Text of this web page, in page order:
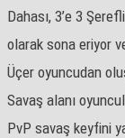
Dahası, 3’e 3
olarak sona eriyor
Üçer oyuncudan
Savaş alanı
PvP savaş keyfini